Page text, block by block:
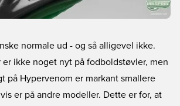
normale ud - og så alligevel ikke.
er ikke noget nyt på fodboldstøvler, men
på Hypervenom er markant smallere
er på andre modeller. Dette er for, at